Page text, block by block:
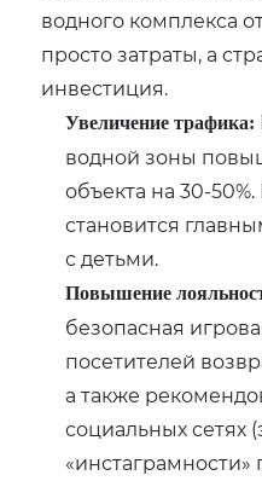
водного комплекса
просто затраты, а
инвестиция.
Увеличение трафика:
водной зоны
объекта на 30-
становится
с детьми.
Повышение
безопасная
посетителей
а также
социальных сетях